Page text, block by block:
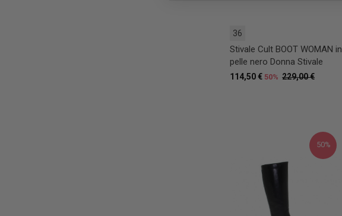
36
Stivale Cult BOOT WOMAN in
pelle nero Donna Stivale
229,00 €
114,50 € 50%
50%